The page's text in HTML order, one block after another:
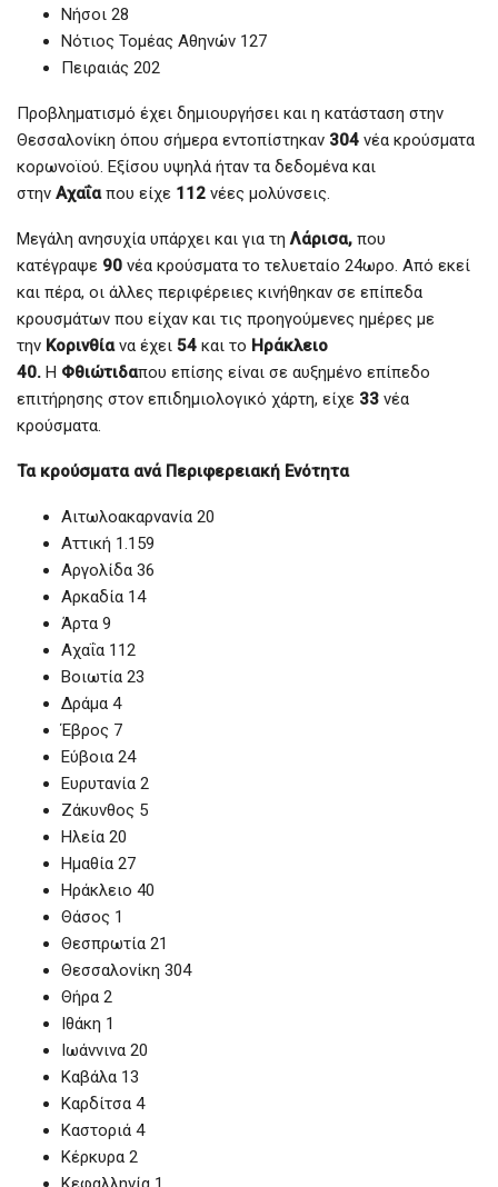
Νήσοι 28
Νότιος Τομέας Αθηνών 127
Πειραιάς 202
Προβληματισμό έχει δημιουργήσει και η κατάσταση στην
Θεσσαλονίκη όπου σήμερα εντοπίστηκαν 304 νέα κρούσματα
κορωνοϊού. Εξίσου υψηλά ήταν τα δεδομένα και
στην Αχαΐαπου είχε 112 νέες μολύνσεις.
Μεγάλη ανησυχία υπάρχει και για τηΛάρισα, που
κατέγραψε 90 νέα κρούσματα το τελυεταίο 24ωρο. Από εκεί
και πέρα, οι άλλες περιφέρειες κινήθηκαν σε επίπεδα
κρουσμάτων που είχαν και τις προηγούμενες ημέρες με
την Κορινθίανα έχει 54 και το Ηράκλειο
40. Η Φθιώτιδαπου επίσης είναι σε αυξημένο επίπεδο
επιτήρησης στον επιδημιολογικό χάρτη, είχε 33 νέα
κρούσματα.
Τα κρούσματα ανά Περιφερειακή Ενότητα
Αιτωλοακαρνανία 20
Αττική 1.159
Αργολίδα 36
Αρκαδία 14
Άρτα 9
Αχαΐα 112
Βοιωτία 23
Δράμα 4
Έβρος 7
Εύβοια 24
Ευρυτανία 2
Ζάκυνθος 5
Ηλεία 20
Ημαθία 27
Ηράκλειο 40
Θάσος 1
Θεσπρωτία 21
Θεσσαλονίκη 304
Θήρα 2
Ιθάκη 1
Ιωάννινα 20
Καβάλα 13
Καρδίτσα 4
Καστοριά 4
Κέρκυρα 2